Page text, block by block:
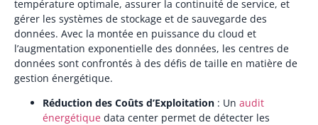
température optimale, assurer la continuité de service, et
gérer les systèmes de stockage et de sauvegarde des
données. Avec la montée en puissance du cloud et
l’augmentation exponentielle des données, les centres de
données sont confrontés à des défis de taille en matière de
gestion énergétique.
Réduction des Coûts d’Exploitation : Un audit
énergétique data center permet de détecter les